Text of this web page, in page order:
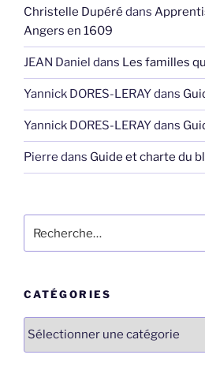
Christelle Dupéré dans
Angers en 1609
JEAN Daniel dans Les familles
Yannick DORES-LERAYdans
Yannick DORES-LERAYdans
Pierre dans Guide et charte du
pour
CATÉGORIES
Catégories